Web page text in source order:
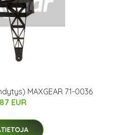
MAXGEAR 71-0036
EUR